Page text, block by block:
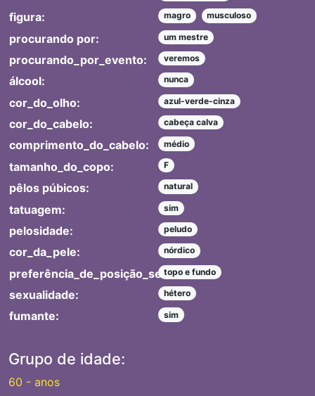
figura: magro musculoso
procurando por: um mestre
procurando_por_evento: veremos
álcool: nunca
cor_do_olho: azul-verde-cinza
cor_do_cabelo: cabeça calva
comprimento_do_cabelo: médio
tamanho_do_copo: F
pêlos púbicos: natural
tatuagem: sim
pelosidade: peludo
cor_da_pele: nórdico
preferência_de_posição_sexual:topo e fundo
sexualidade: hétero
fumante: sim
Grupo de idade:
60 - anos